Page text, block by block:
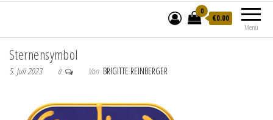
Menü
0
€0.00
Sternensymbol
5. Juli 2023 0 Von BRIGITTE REINBERGER